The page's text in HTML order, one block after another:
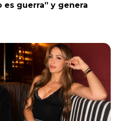
es guerra” y genera